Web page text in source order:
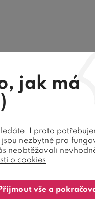
jak má
I proto
nezbytné pro
neobtěžovali
o cookies
vše a